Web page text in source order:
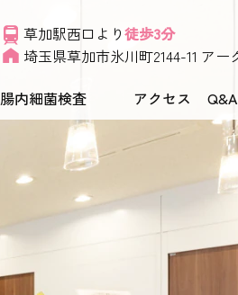
草加駅西口より徒歩3分
埼玉県草加市氷川町2144-11 アー
腸内細菌検査 アクセス Q&A